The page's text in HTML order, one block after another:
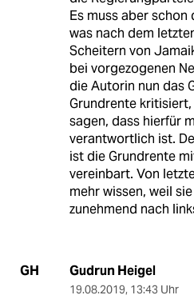
Es muss aber schon
was nach dem
Scheitern von
bei vorgezogenen
die Autorin nun das
Grundrente
sagen, dass hierfür
verantwortlich ist.
ist die Grundrente
vereinbart. Von
mehr wissen, weil
zunehmend nach
GH Gudrun Heigel
19.08.2019, 13:43 Uhr